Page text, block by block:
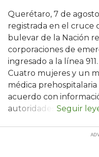
Querétaro, 7 de
registrada en el cruce
bulevar de la Nación
corporaciones de
ingresado a la línea 911.
Cuatro mujeres y un
médica
acuerdo con
autoridades.